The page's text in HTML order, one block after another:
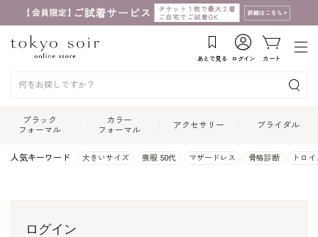
あとで見る ログイン カート
ブラック
フォーマル
カラー
フォーマル
アクセサリー ブライダル
人気キーワード 大きいサイズ 喪服 50代 マザードレス 骨格診断 トロ
ログイン